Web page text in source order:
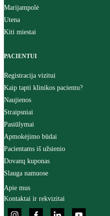
Marijampolė
Utena
Kiti miestai
PACIENTUI
Registracija vizitui
Kaip tapti klinikos pacientu?
Naujienos
Straipsniai
Pasiūlymai
Apmokėjimo būdai
Pacientams iš užsienio
Dovanų kuponas
Slauga namuose
Apie mus
Kontaktai ir rekvizitai